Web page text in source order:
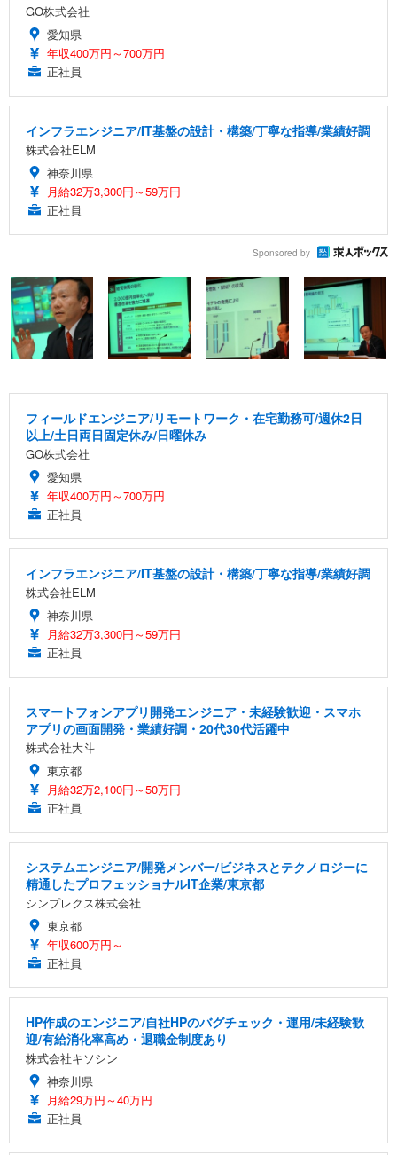
GO株式会社
愛知県
年収400万円～700万円
正社員
インフラエンジニア/IT基盤の設計・構築/丁寧な指導/業績好調
株式会社ELM
神奈川県
月給32万3,300円～59万円
正社員
Sponsored by
フィールドエンジニア/リモートワーク・在宅勤務可/週休2日
以上/土日両日固定休み/日曜休み
GO株式会社
愛知県
年収400万円～700万円
正社員
インフラエンジニア/IT基盤の設計・構築/丁寧な指導/業績好調
株式会社ELM
神奈川県
月給32万3,300円～59万円
正社員
スマートフォンアプリ開発エンジニア・未経験歓迎・スマホ
アプリの画面開発・業績好調・20代30代活躍中
株式会社大斗
東京都
月給32万2,100円～50万円
正社員
システムエンジニア/開発メンバー/ビジネスとテクノロジーに
精通したプロフェッショナルIT企業/東京都
シンプレクス株式会社
東京都
年収600万円～
正社員
HP作成のエンジニア/自社HPのバグチェック・運用/未経験歓
迎/有給消化率高め・退職金制度あり
株式会社キソシン
神奈川県
月給29万円～40万円
正社員